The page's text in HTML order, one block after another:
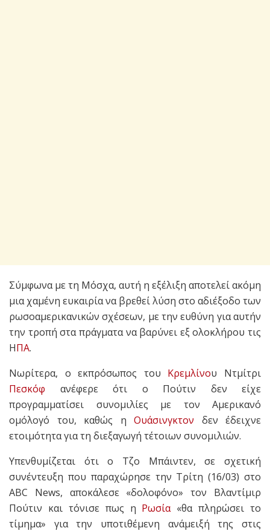
Σύμφωνα με τη Μόσχα, αυτή η εξέλιξη αποτελεί ακόμη
μια χαμένη ευκαιρία να βρεθεί λύση στο αδιέξοδο των
ρωσοαμερικανικών σχέσεων, με την ευθύνη για αυτήν
την τροπή στα πράγματα να βαρύνει εξ ολοκλήρου τις
ΗΠΑ.
Νωρίτερα, ο εκπρόσωπος του Κρεμλίνου Ντμίτρι
Πεσκόφ ανέφερε ότι ο Πούτιν δεν είχε
προγραμματίσει συνομιλίες με τον Αμερικανό
ομόλογό του, καθώς η Ουάσινγκτον δεν έδειχνε
ετοιμότητα για τη διεξαγωγή τέτοιων συνομιλιών.
Υπενθυμίζεται ότι ο Τζο Μπάιντεν, σε σχετική
συνέντευξη που παραχώρησε την Τρίτη (16/03) στο
ABC News, αποκάλεσε «δολοφόνο» τον Βλαντίμιρ
Πούτιν και τόνισε πως η Ρωσία«θα πληρώσει το
τίμημα» για την υποτιθέμενη ανάμειξή της στις